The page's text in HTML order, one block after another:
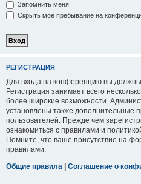
Запомнить меня
Скрыть моё пребывание на
РЕГИСТРАЦИЯ
Для входа на конференцию вы должны
Регистрация занимает всего
более широкие возможности.
установлены также дополнительные
пользователей. Прежде чем
ознакомиться с правилами и
Помните, что ваше присутствие на
правилами.
Общие правила | Соглашение о